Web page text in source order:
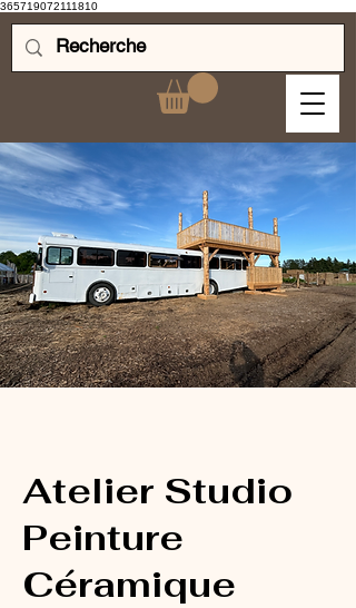
365719072111810
Atelier Studio
Peinture
Céramique